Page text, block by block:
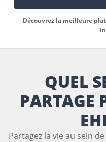
Découvrez la meilleure
QUEL
PARTAGE
Partagez la vie au sein